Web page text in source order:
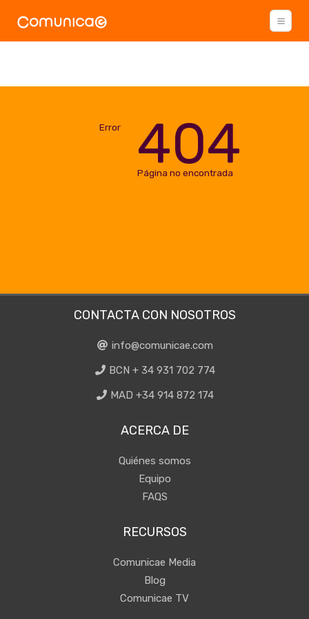
Error 404
Página no encontrada
CONTACTA CON NOSOTROS
info@comunicae.com
BCN + 34 931 702 774
MAD +34 914 872 174
ACERCA DE
Quiénes somos
Equipo
FAQS
RECURSOS
Comunicae Media
Blog
Comunicae TV